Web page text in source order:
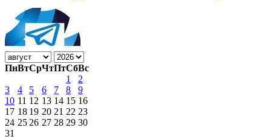
ПнВтСрЧтПтСбВс
1
2
3
4 5 6 7 8
9
10 11 12 13 14 15 16
17 18 19 20 21 22 23
24 25 26 27 28 29 30
31